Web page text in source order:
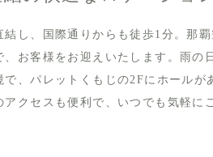
し、国際通りからも徒歩1分。那覇
、お客様をお迎えいたします。雨の
、パレットくもじの2Fにホールが
クセスも便利で、いつでも気軽に